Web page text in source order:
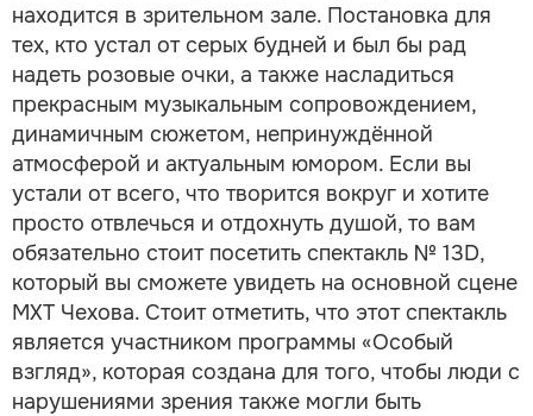
находится в зрительном зале. Постановка для
тех, кто устал от серых будней и был бы рад
надеть розовые очки, а также насладиться
прекрасным музыкальным сопровождением,
динамичным сюжетом, непринуждённой
атмосферой и актуальным юмором. Если вы
устали от всего, что творится вокруг и хотите
просто отвлечься и отдохнуть душой, то вам
обязательно стоит посетить спектакль № 13D,
который вы сможете увидеть на основной сцене
МХТ Чехова. Стоит отметить, что этот спектакль
является участником программы «Особый
взгляд», которая создана для того, чтобы люди с
нарушениями зрения также могли быть